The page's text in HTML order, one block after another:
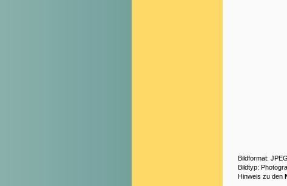
Bildformat:
Bildtyp:
Hinweis zu den